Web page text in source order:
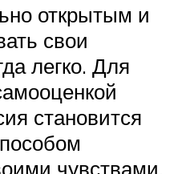
открытым и
свои
легко. Для
становится
чувствами,